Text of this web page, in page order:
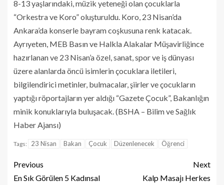
8-13 yaşlarındaki, müzik yeteneği olan çocuklarla
“Orkestra ve Koro” oluşturuldu. Koro, 23 Nisan’da
Ankara’da konserle bayram coşkusuna renk katacak.
Ayrıyeten, MEB Basın ve Halkla Alakalar Müşavirliğince
hazırlanan ve 23 Nisan’a özel, sanat, spor ve iş dünyası
üzere alanlarda öncü isimlerin çocuklara iletileri,
bilgilendirici metinler, bulmacalar, şiirler ve çocukların
yaptığı röportajların yer aldığı “Gazete Çocuk”, Bakanlığın
minik konuklarıyla buluşacak. (BSHA – Bilim ve Sağlık
Haber Ajansı)
Tags: 23 Nisan Bakan Çocuk Düzenlenecek Öğrenci
Previous
En Sık Görülen 5 Kadınsal
Next
Kalp Masajı Herkes